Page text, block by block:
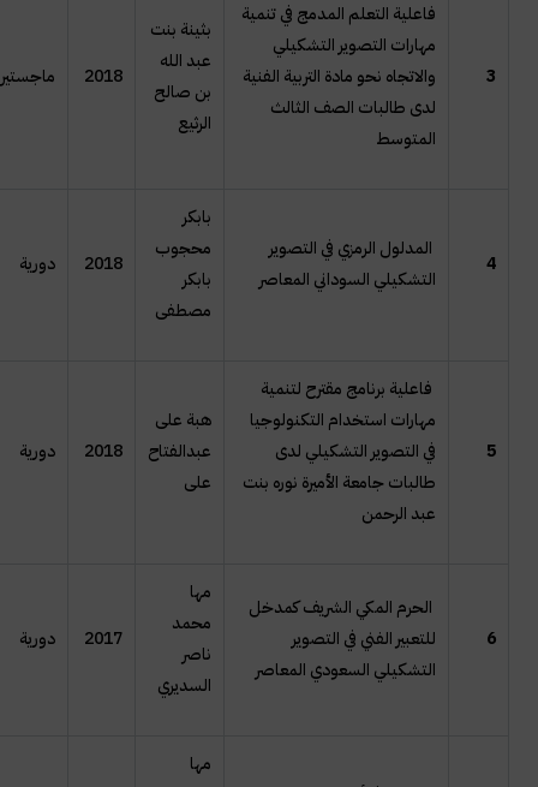
فاعلية التعلم المدمج في تنمية
مهارات التصوير التشكيلي
والاتجاه نحو مادة التربية الفنية
لدى طالبات الصف الثالث
المتوسط
بثينة بنت
عبد الله
بن صالح
الرثيع
2018 ماجستير
المدلول الرمزي في التصوير
التشكيلي السوداني المعاصر
بابكر
محجوب
بابكر
مصطفى
2018 دورية
فاعلية برنامج مقترح لتنمية
مهارات استخدام التكنولوجيا
في التصوير التشكيلي لدى
طالبات جامعة الأميرة نوره بنت
عبد الرحمن
هبة على
عبدالفتاح
على
2018 دورية
الحرم المكي الشريف كمدخل
للتعبير الفني في التصوير
التشكيلي السعودي المعاصر
مها
محمد
ناصر
السديري
2017 دورية
مها